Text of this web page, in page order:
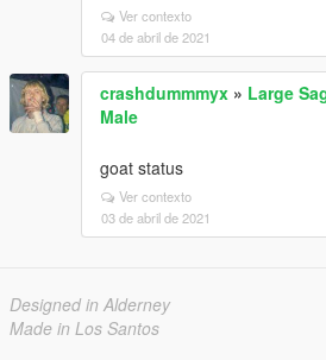
Ver contexto
04 de abril de 2021
crashdummmyx » Large
Male
goat status
Ver contexto
03 de abril de 2021
Designed in Alderney
Made in Los Santos